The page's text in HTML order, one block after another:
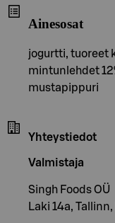
Ainesosat
jogurtti, tuoreet
mintunlehdet
mustapippuri
Yhteystiedot
Valmistaja
Singh Foods OÜ
Laki 14a,